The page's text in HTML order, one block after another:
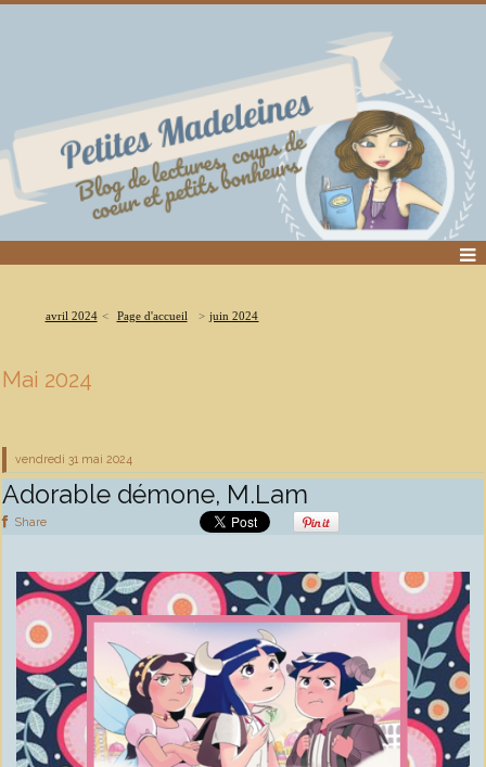
avril 2024 Page d'accueil juin 2024
Mai 2024
vendredi 31 mai 2024
Adorable démone, M.Lam
Share